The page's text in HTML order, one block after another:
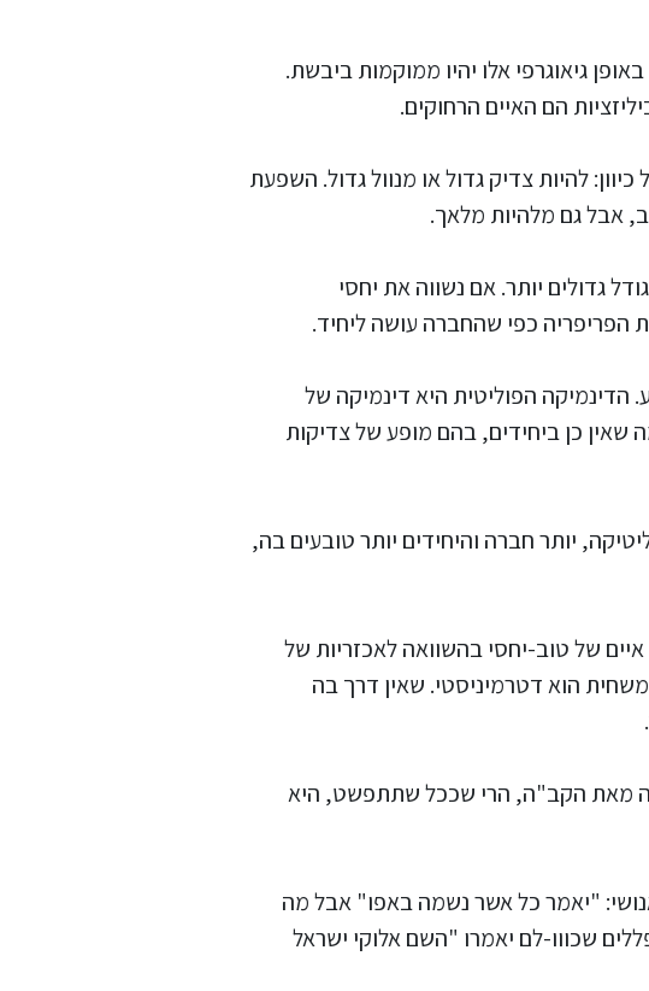
גיאוגרפי אלו יהיו ממוקמות ביבשת.
הם האיים הרחוקים.
להיות צדיק גדול או מנוול גדול. השפעת
אבל גם מלהיות מלאך.
גדולים יותר. אם נשווה את יחסי
הפריפריה כפי שהחברה עושה ליחיד.
הדינמיקה הפוליטית היא דינמיקה של
כן ביחידים, בהם מופע של צדיקות
יותר חברה והיחידים יותר טובעים בה,
איים של טוב-יחסי בהשוואה לאכזריות של
הוא דטרמיניסטי. שאין דרך בה
לה מאת הקב"ה, הרי שככל שתתפשט, היא
אנושי: "יאמר כל אשר נשמה באפו" אבל מה
שכווו-לם יאמרו "השם אלוקי ישראל